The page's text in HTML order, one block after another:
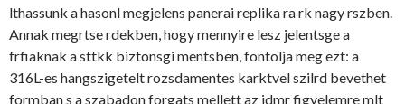
lthassunk a hasonl megjelens panerai replika ra rk nagy rszben.
Annak megrtse rdekben, hogy mennyire lesz jelentsge a
frfiaknak a sttkk biztonsgi mentsben, fontolja meg ezt: a
316L-es hangszigetelt rozsdamentes karktvel szilrd bevethet
formban s a szabadon forgats mellett az idmr figyelemre mlt